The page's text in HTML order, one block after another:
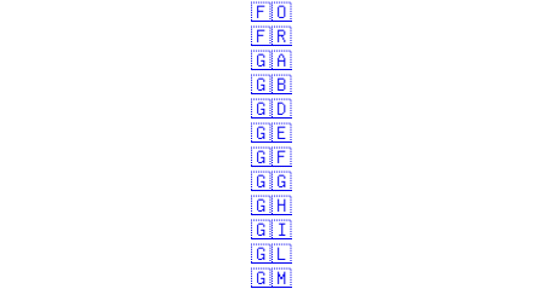
🇫🇴
🇫🇷
🇬🇦
🇬🇧
🇬🇩
🇬🇪
🇬🇫
🇬🇬
🇬🇭
🇬🇮
🇬🇱
🇬🇲